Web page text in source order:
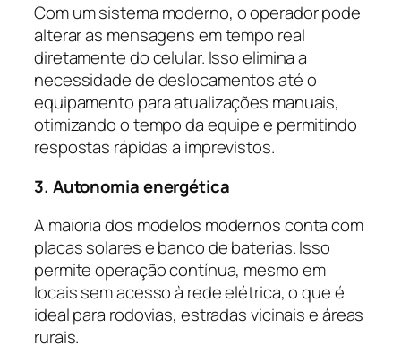
Com um sistema moderno, o operador pode
alterar as mensagens em tempo real
diretamente do celular. Isso elimina a
necessidade de deslocamentos até o
equipamento para atualizações manuais,
otimizando o tempo da equipe e permitindo
respostas rápidas a imprevistos.
3. Autonomia energética
A maioria dos modelos modernos conta com
placas solares e banco de baterias. Isso
permite operação contínua, mesmo em
locais sem acesso à rede elétrica, o que é
ideal para rodovias, estradas vicinais e áreas
rurais.